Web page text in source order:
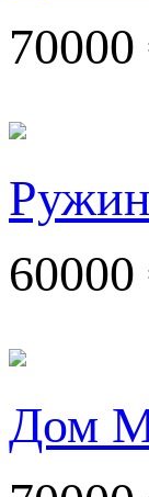
70000
60000
Дом